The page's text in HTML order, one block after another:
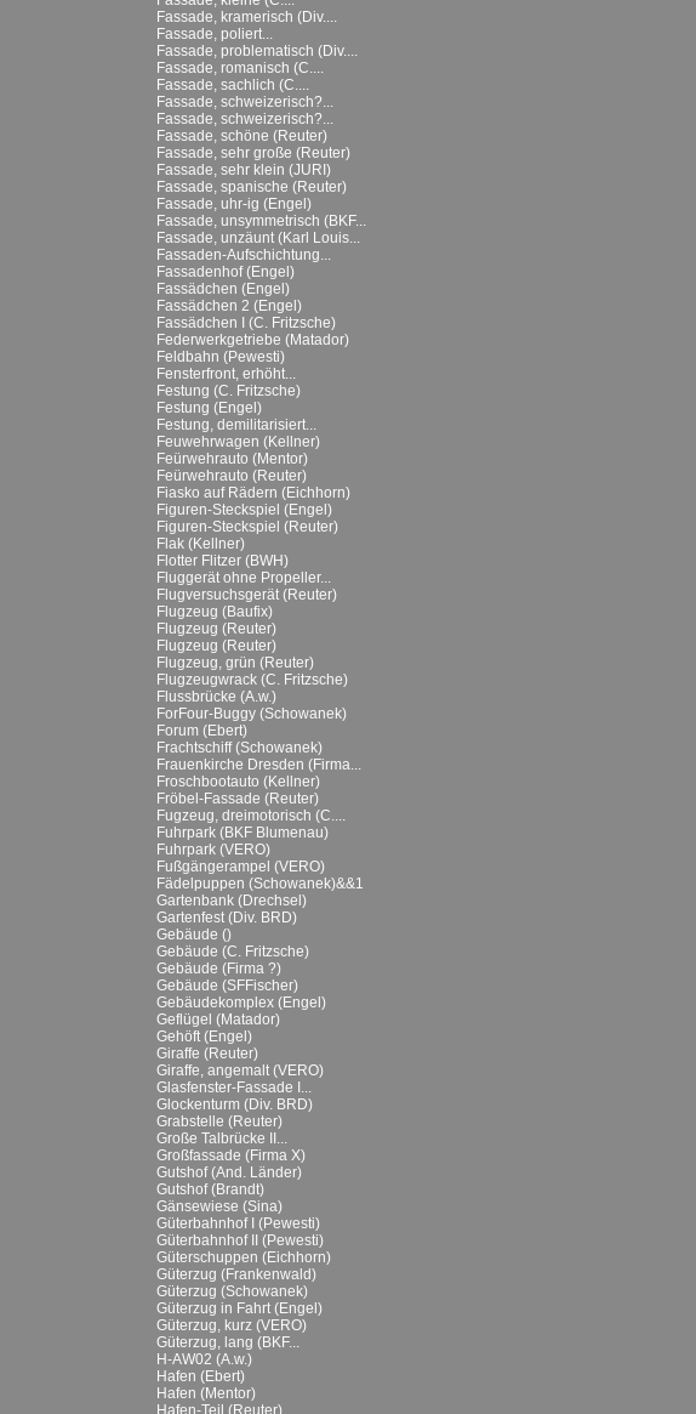
Fassade, kramerisch (Div....
Fassade, poliert...
Fassade, problematisch (Div....
Fassade, romanisch (C....
Fassade, sachlich (C....
Fassade, schweizerisch?...
Fassade, schweizerisch?...
Fassade, schöne (Reuter)
Fassade, sehr große (Reuter)
Fassade, sehr klein (JURI)
Fassade, spanische (Reuter)
Fassade, uhr-ig (Engel)
Fassade, unsymmetrisch (BKF...
Fassade, unzäunt (Karl Louis...
Fassaden-Aufschichtung...
Fassadenhof (Engel)
Fassädchen (Engel)
Fassädchen 2 (Engel)
Fassädchen I (C. Fritzsche)
Federwerkgetriebe (Matador)
Feldbahn (Pewesti)
Fensterfront, erhöht...
Festung (C. Fritzsche)
Festung (Engel)
Festung, demilitarisiert...
Feuwehrwagen (Kellner)
Feürwehrauto (Mentor)
Feürwehrauto (Reuter)
Fiasko auf Rädern (Eichhorn)
Figuren-Steckspiel (Engel)
Figuren-Steckspiel (Reuter)
Flak (Kellner)
Flotter Flitzer (BWH)
Fluggerät ohne Propeller...
Flugversuchsgerät (Reuter)
Flugzeug (Baufix)
Flugzeug (Reuter)
Flugzeug (Reuter)
Flugzeug, grün (Reuter)
Flugzeugwrack (C. Fritzsche)
Flussbrücke (A.w.)
ForFour-Buggy (Schowanek)
Forum (Ebert)
Frachtschiff (Schowanek)
Frauenkirche Dresden (Firma...
Froschbootauto (Kellner)
Fröbel-Fassade (Reuter)
Fugzeug, dreimotorisch (C....
Fuhrpark (BKF Blumenau)
Fuhrpark (VERO)
Fußgängerampel (VERO)
Fädelpuppen (Schowanek)&&1
Gartenbank (Drechsel)
Gartenfest (Div. BRD)
Gebäude ()
Gebäude (C. Fritzsche)
Gebäude (Firma ?)
Gebäude (SFFischer)
Gebäudekomplex (Engel)
Geflügel (Matador)
Gehöft (Engel)
Giraffe (Reuter)
Giraffe, angemalt (VERO)
Glasfenster-Fassade I...
Glockenturm (Div. BRD)
Grabstelle (Reuter)
Große Talbrücke II...
Großfassade (Firma X)
Gutshof (And. Länder)
Gutshof (Brandt)
Gänsewiese (Sina)
Güterbahnhof I (Pewesti)
Güterbahnhof II (Pewesti)
Güterschuppen (Eichhorn)
Güterzug (Frankenwald)
Güterzug (Schowanek)
Güterzug in Fahrt (Engel)
Güterzug, kurz (VERO)
Güterzug, lang (BKF...
H-AW02 (A.w.)
Hafen (Ebert)
Hafen (Mentor)
Hafen-Teil (Reuter)